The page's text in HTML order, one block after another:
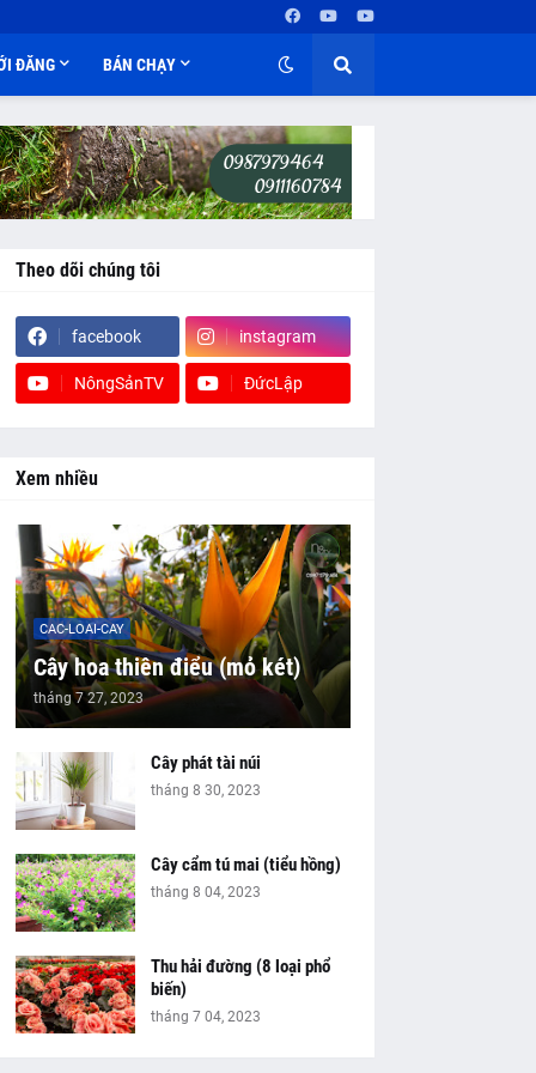
ĐĂNG BÁN CHẠY
Theo dõi chúng tôi
facebook instagram
NôngSảnTV ĐứcLập
Xem nhiều
CAC-LOAI-CAY
Cây hoa thiên điểu (mỏ két)
tháng 7 27, 2023
Cây phát tài núi
tháng 8 30, 2023
Cây cẩm tú mai (tiểu hồng)
tháng 8 04, 2023
Thu hải đường (8 loại phổ
biến)
tháng 7 04, 2023